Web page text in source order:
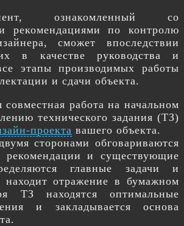
ознакомленный со
рекомендациями по контролю
сможет впоследствии
в качестве руководства и
этапы производимых работы
и сдачи объекта.
совместная работа на начальном
технического задания (ТЗ)
проекта вашего объекта.
сторонами обговариваются
рекомендации и существующие
главные задачи и
находит отражение в бумажном
ТЗ находятся оптимальные
и закладывается основа